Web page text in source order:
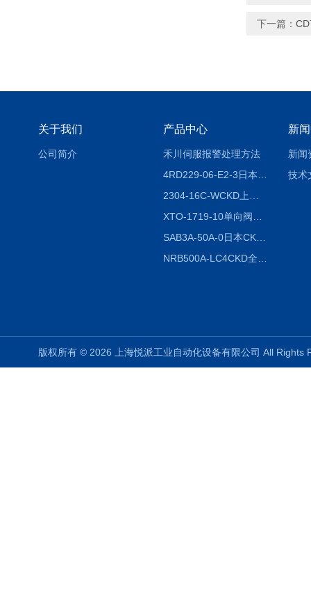
下一篇：
关于我们
公司简介
产品中心
禾川伺服报警处理方法
SAB3A-50A-0日本CKD全国授权代理
新
新闻
技术
版权所有 © 2026 上海悦派工业自动化设备有限公司 All